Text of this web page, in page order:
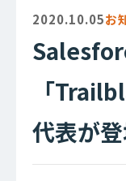
2020.10.05お
「
代表が